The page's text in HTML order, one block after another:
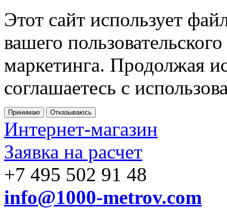
Этот сайт использует
вашего
маркетинга. Продолжая
соглашаетесь с
Принимаю Отказываюсь
Интернет-магазин
Заявка на расчет
+7 495 502 91 48
info@1000-metrov.com